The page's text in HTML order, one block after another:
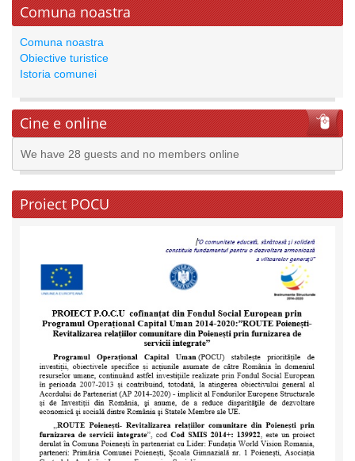
Comuna noastra
Comuna noastra
Obiective turistice
Istoria comunei
Cine e online
We have 28 guests and no members online
Proiect POCU